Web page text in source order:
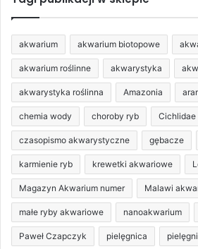
akwarium akwarium biotopowe
akwarium roślinne akwarystyka
akwarystyka roślinna Amazonia
chemia wody choroby ryb Cichlidae
czasopismo akwarystyczne gębacze
karmienie ryb krewetki akwariowe
Magazyn Akwarium numer Malawi
małe ryby akwariowe nanoakwarium
Paweł Czapczyk pielęgnica